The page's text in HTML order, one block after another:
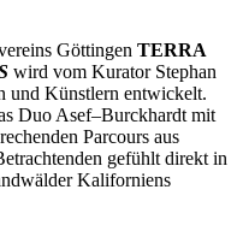
Göttingen TERRA
wird vom Kurator Stephan
und Künstlern entwickelt.
Duo Asef–Burckhardt mit
Parcours aus
gefühlt direkt in
Kaliforniens